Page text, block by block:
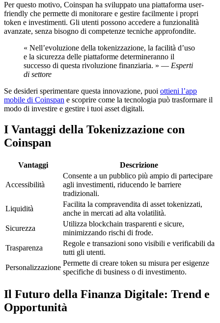
Per questo motivo, Coinspan ha sviluppato una piattaforma user-
friendly che permette di monitorare e gestire facilmente i propri
token e investimenti. Gli utenti possono accedere a funzionalità
avanzate, senza bisogno di competenze tecniche approfondite.
« Nell’evoluzione della tokenizzazione, la facilità d’uso
e la sicurezza delle piattaforme determineranno il
successo di questa rivoluzione finanziaria. » — Esperti
di settore
Se desideri sperimentare questa innovazione, puoi ottieni l’app
mobile di Coinspan e scoprire come la tecnologia può trasformare il
modo di investire e gestire i tuoi asset digitali.
I Vantaggi della Tokenizzazione con
Coinspan
Vantaggi Descrizione
Accessibilità
Consente a un pubblico più ampio di partecipare
agli investimenti, riducendo le barriere
tradizionali.
Liquidità
Facilita la compravendita di asset tokenizzati,
anche in mercati ad alta volatilità.
Sicurezza
Utilizza blockchain trasparenti e sicure,
minimizzando rischi di frode.
Trasparenza
Regole e transazioni sono visibili e verificabili da
tutti gli utenti.
Personalizzazione
Permette di creare token su misura per esigenze
specifiche di business o di investimento.
Il Futuro della Finanza Digitale: Trend e
Opportunità